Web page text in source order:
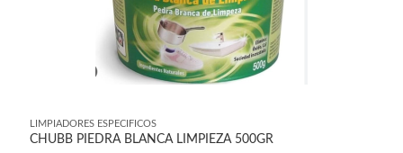
LIMPIADORES ESPECIFICOS
CHUBB PIEDRA BLANCA LIMPIEZA 500GR